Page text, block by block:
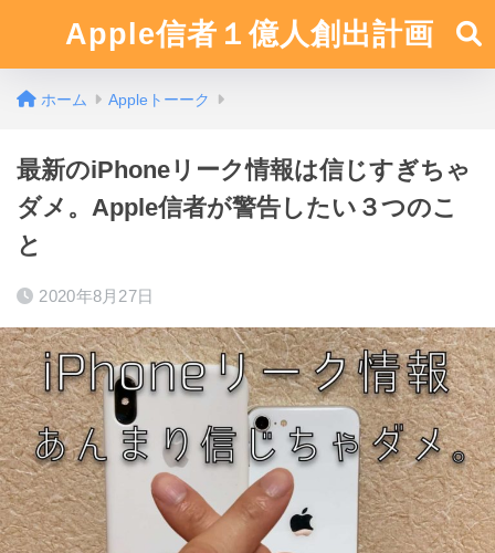
Apple信者１億人創出計画
ホーム Appleトーーク
最新のiPhoneリーク情報は信じすぎちゃ
ダメ。Apple信者が警告したい３つのこ
と
2020年8月27日